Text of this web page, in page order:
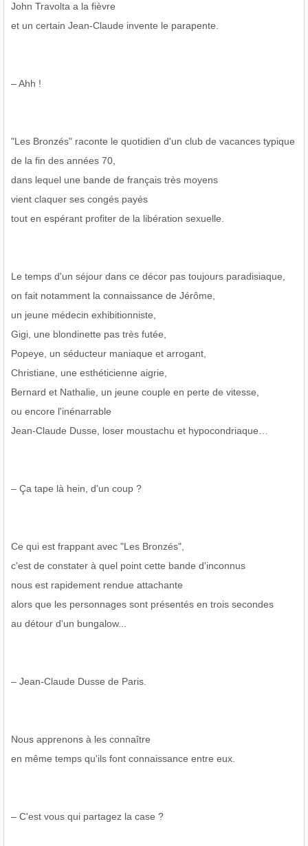
John Travolta a la fièvre
et un certain Jean-Claude invente le parapente.
– Ahh !
"Les Bronzés" raconte le quotidien d'un club de vacances typique
de la fin des années 70,
dans lequel une bande de français très moyens
vient claquer ses congés payés
tout en espérant profiter de la libération sexuelle.
Le temps d'un séjour dans ce décor pas toujours paradisiaque,
on fait notamment la connaissance de Jérôme,
un jeune médecin exhibitionniste,
Gigi, une blondinette pas très futée,
Popeye, un séducteur maniaque et arrogant,
Christiane, une esthéticienne aigrie,
Bernard et Nathalie, un jeune couple en perte de vitesse,
ou encore l'inénarrable
Jean-Claude Dusse, loser moustachu et hypocondriaque…
– Ça tape là hein, d'un coup ?
Ce qui est frappant avec "Les Bronzés",
c'est de constater à quel point cette bande d'inconnus
nous est rapidement rendue attachante
alors que les personnages sont présentés en trois secondes
au détour d'un bungalow...
– Jean-Claude Dusse de Paris.
Nous apprenons à les connaître
en même temps qu'ils font connaissance entre eux.
– C'est vous qui partagez la case ?